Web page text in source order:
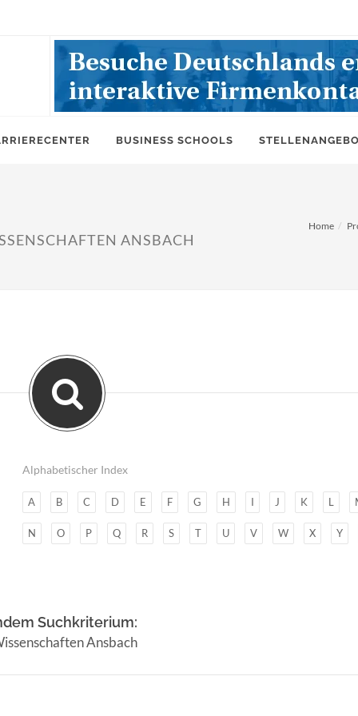
BUSINESS SCHOOLS
ANSBACH
Home
Alphabetischer Index
A B C D E F G H I J K L
N O P Q R S T U V W X Y
Suchkriterium:
Ansbach